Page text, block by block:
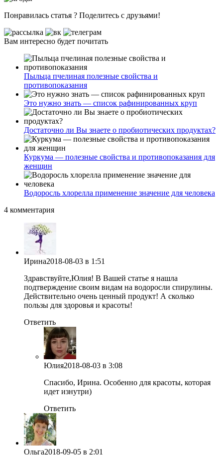
Понравилась статья ? Поделитесь с друзьями!
Вам интересно будет почитать
Пыльца пчелиная полезные свойства и
противопоказания
Это нужно знать — список рафинированных круп
Достаточно ли Вы знаете о пробиотических продуктах?
Куркума — полезные свойства и противопоказания для
женщин
Водоросль хлорелла применение значение для человека
4 комментария
Ирина2018-08-03 в 1:51
Здравствуйте,Юлия! В Вашей статье я нашла
подтверждение своим видам на водоросли спирулины.
Действительно очень ценный продукт! А сколько
пользы для здоровья и красоты!
Ответить
Юлия2018-08-03 в 3:08
Спасибо, Ирина. Особенно для красоты, которая
идет изнутри)
Ответить
Ольга2018-09-05 в 2:01